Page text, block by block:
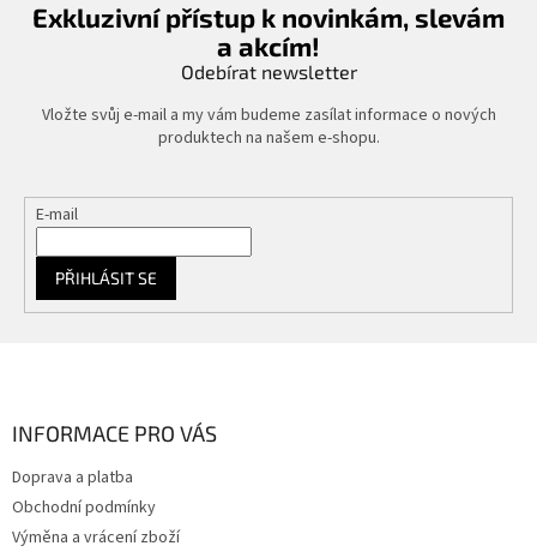
p
r
v
y
v
i
Exkluzivní přístup k novinkám, slevám
a akcím!
Odebírat newsletter
Vložte svůj e-mail a my vám budeme zasílat informace o nových
produktech na našem e-shopu.
E-mail
PŘIHLÁSIT SE
INFORMACE PRO VÁS
Doprava a platba
Obchodní podmínky
Výměna a vrácení zboží